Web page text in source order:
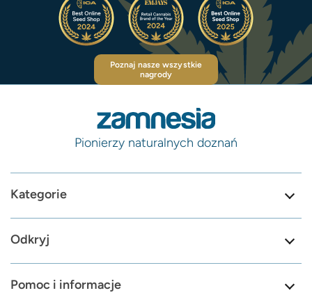
Poznaj nasze wszystkie
nagrody
Pionierzy naturalnych doznań
Kategorie
Odkryj
Pomoc i informacje